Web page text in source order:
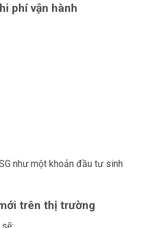
phí vận hành
như một khoản đầu tư sinh
trên thị trường